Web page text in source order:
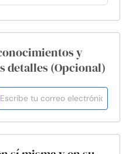
y
detalles (Opcional)